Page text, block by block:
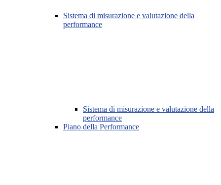
Sistema di misurazione e valutazione della
performance
Sistema di misurazione e valutazione della
performance
Piano della Performance